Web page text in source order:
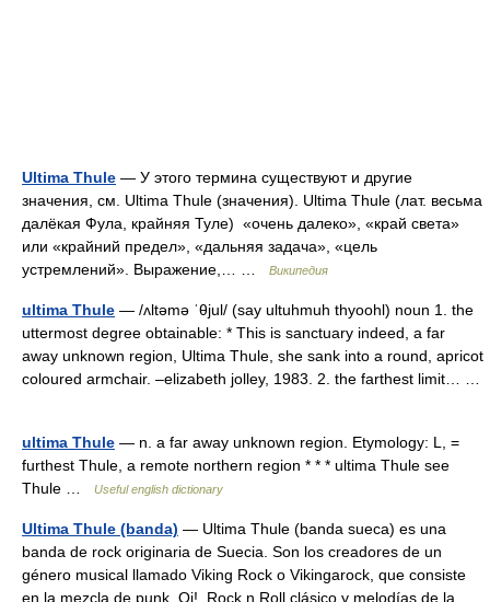
Ultima Thule — У этого термина существуют и другие
значения, см. Ultima Thule (значения). Ultima Thule (лат. весьма
далёкая Фула, крайняя Туле) «очень далеко», «край света»
или «крайний предел», «дальняя задача», «цель
устремлений». Выражение,… …
Википедия
ultima Thule — /ʌltəmə ˈθjul/ (say ultuhmuh thyoohl) noun 1. the
uttermost degree obtainable: * This is sanctuary indeed, a far
away unknown region, Ultima Thule, she sank into a round, apricot
coloured armchair. –elizabeth jolley, 1983. 2. the farthest limit… …
ultima Thule — n. a far away unknown region. Etymology: L, =
furthest Thule, a remote northern region * * * ultima Thule see
Thule …
Useful english dictionary
Ultima Thule (banda) — Ultima Thule (banda sueca) es una
banda de rock originaria de Suecia. Son los creadores de un
género musical llamado Viking Rock o Vikingarock, que consiste
en la mezcla de punk, Oi!, Rock n Roll clásico y melodías de la